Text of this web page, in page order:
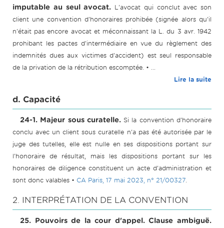
imputable au seul avocat. L'avocat qui conclut avec son
client une convention d'honoraires prohibée (signée alors qu'il
n'était pas encore avocat et méconnaissant la L. du 3 avr. 1942
prohibant les pactes d'intermédiaire en vue du règlement des
indemnités dues aux victimes d'accident) est seul responsable
de la privation de la rétribution escomptée. • ...
Lire la suite
d. Capacité
24-1. Majeur sous curatelle. Si la convention d'honoraire
conclu avec un client sous curatelle n'a pas été autorisée par le
juge des tutelles, elle est nulle en ses dispositions portant sur
l'honoraire de résultat, mais les dispositions portant sur les
honoraires de diligence constituent un acte d'administration et
sont donc valables • CA Paris, 17 mai 2023, n° 21/00327.
2. INTERPRÉTATION DE LA CONVENTION
25. Pouvoirs de la cour d'appel. Clause ambiguë.